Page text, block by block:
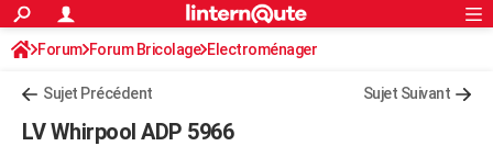
ACTUALITÉS
Politique
Société
Faits Divers
Education
Monde
Villes
+
S'inscrire
Connexion
Forum Forum Bricolage Electroménager
Sujet Précédent Sujet Suivant
LV Whirpool ADP 5966